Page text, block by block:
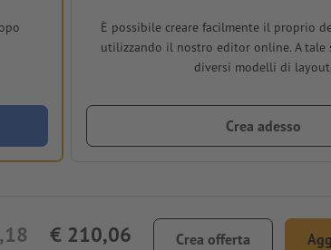
È possibile creare facilmente il proprio
utilizzando il nostro editor online. A tale
diversi modelli di layout.
Crea adesso
€ 210,06 Crea offerta